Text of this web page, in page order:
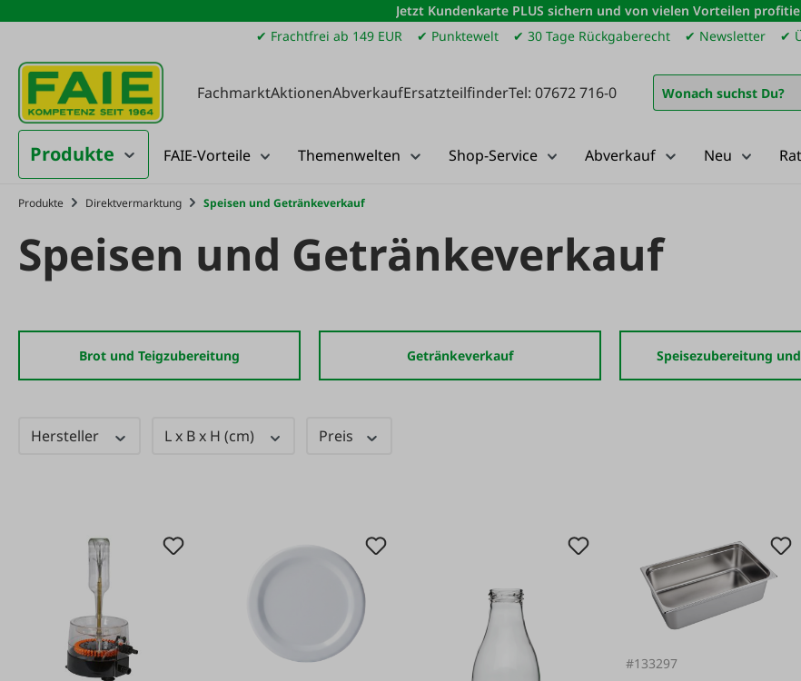
Hauptinhalt springen
Zur Suche springen
Zur Hauptnavigation springen
Jetzt Kundenkarte PLUS sichern und von vielen Vorteilen
✔ Frachtfrei ab 149 EUR
✔ Punktewelt ✔ 30 Tage Rückgaberecht ✔ Newsletter ✔
FachmarktAktionenAbverkaufErsatzteilfinderTel: 07672 716-0
Produkte FAIE-Vorteile Themenwelten Shop-Service Abverkauf Neu
Produkte Direktvermarktung Speisen und Getränkeverkauf
Speisen und Getränkeverkauf
Brot und Teigzubereitung Getränkeverkauf Speisezubereitung
Hersteller L x B x H (cm) Preis
#133297